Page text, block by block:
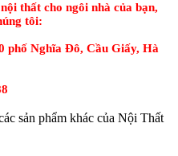
thất cho ngôi nhà của bạn,
tôi:
phố Nghĩa Đô, Cầu Giấy, Hà
sản phẩm khác của Nội Thất